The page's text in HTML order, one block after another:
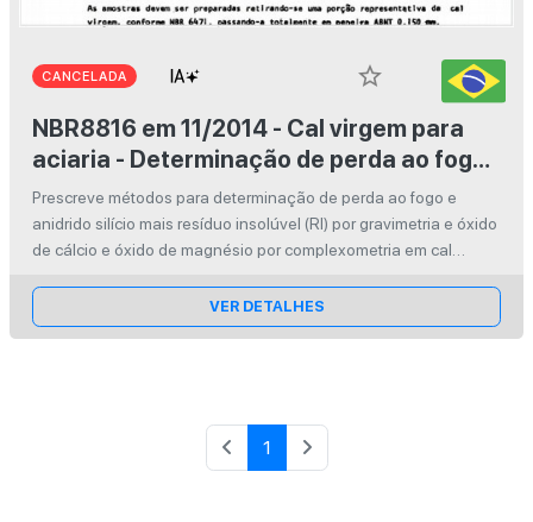
CANCELADA
star_border
NBR8816 em 11/2014 - Cal virgem para
aciaria - Determinação de perda ao fogo,
anidrido silícico mais resíduo insolúvel,
óxido de cálcio e óxido de magnésio
Prescreve métodos para determinação de perda ao fogo e
anidrido silício mais resíduo insolúvel (RI) por gravimetria e óxido
de cálcio e óxido de magnésio por complexometria em cal
VER DETALHES
1